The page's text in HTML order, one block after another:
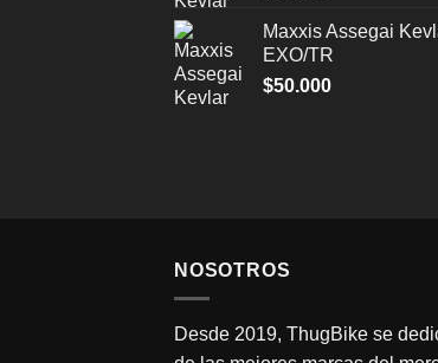
Maxxis Assegai
EXO/TR
$50.000
NOSOTROS
Desde 2019, ThugBike se